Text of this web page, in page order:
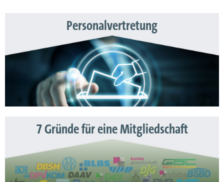
Personalvertretung
7 Gründe für eine Mitgliedschaft